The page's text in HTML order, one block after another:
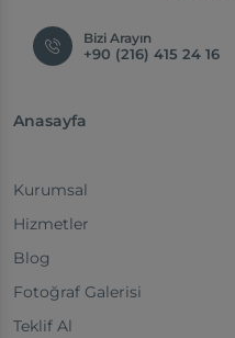
Bizi Arayın
+90 (216) 415 24 16
Anasayfa
Kurumsal
Hizmetler
Blog
Fotoğraf Galerisi
Teklif Al